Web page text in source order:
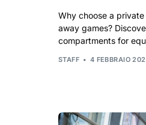
Why choose a
away games?
compartments for
STAFF 4 FEBBRAIO